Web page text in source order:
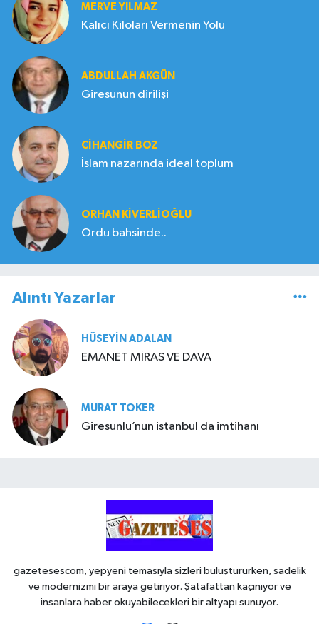
MERVE YILMAZ
Kalıcı Kiloları Vermenin Yolu
ABDULLAH AKGÜN
Giresunun dirilişi
CIHANGIR BOZ
İslam nazarında ideal toplum
ORHAN KIVERLIOĞLU
Ordu bahsinde..
Alıntı Yazarlar
HÜSEYIN ADALAN
EMANET MİRAS VE DAVA
MURAT TOKER
Giresunlu’nun istanbul da imtihanı
gazetesescom, yepyeni temasıyla sizleri buluştururken, sadelik
ve modernizmi bir araya getiriyor. Şatafattan kaçınıyor ve
insanlara haber okuyabilecekleri bir altyapı sunuyor.